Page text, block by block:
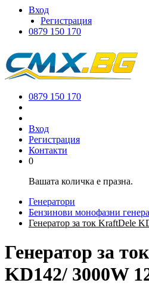
Вход
Регистрация
0879 150 170
0879 150 170
Вход
Регистрация
Контакти
0
Вашата количка е празна.
Генератори
Бензинови монофазни
Генератор за ток KraftDele
Генератор за
KD142/ 3000W